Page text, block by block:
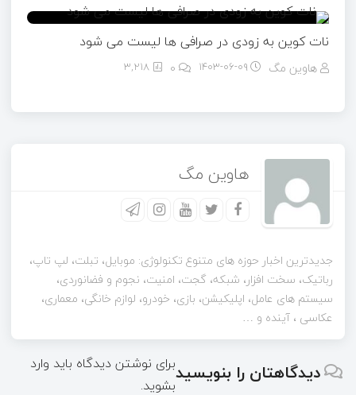
نات کوین به‌ زودی در صرافی‌ ها لیست می‌ شود
هاوین مگ ۱۴۰۳-۰۶-۰۹ 3,218
هاوین مگ
جدیدترین اخبار حوزه های متنوع تکنولوژی: موبایل، تبلت، لپ تاپ،
رباتیک، سخت افزار، شبکه، گجت، امنیت، نجوم و فضانوردی،
سیستم های عامل، اپلیکیشن، بازی، خودرو، لوازم خانگی، معماری،
عکاسی ، آینده و …
دیدگاهتان را بنویسیدبرای نوشتن دیدگاه باید وارد
بشوید.